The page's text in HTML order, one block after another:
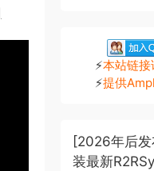
⚡本站链
⚡提供
[2026年后发
装最新